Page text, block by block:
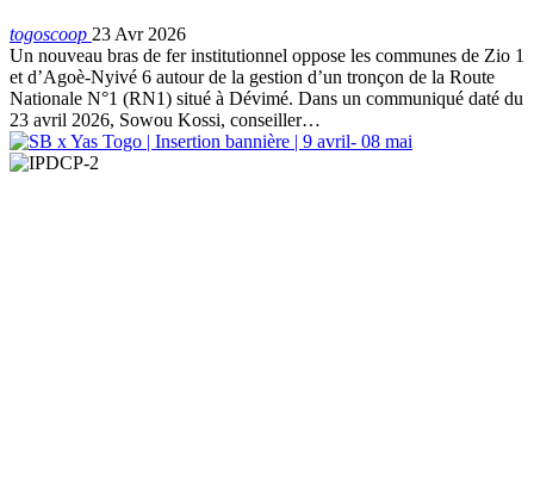
togoscoop 23 Avr 2026
Un nouveau bras de fer institutionnel oppose les communes de Zio 1
et d’Agoè-Nyivé 6 autour de la gestion d’un tronçon de la Route
Nationale N°1 (RN1) situé à Dévimé. Dans un communiqué daté du
23 avril 2026, Sowou Kossi, conseiller…